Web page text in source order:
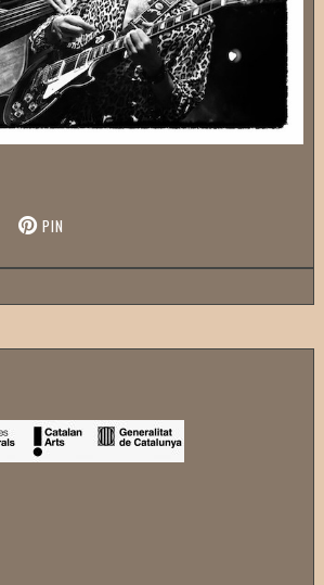
PIN